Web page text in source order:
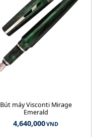
Bút máy Visconti Mirage
Emerald
4,640,000VND